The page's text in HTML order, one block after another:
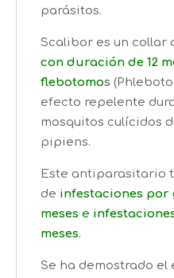
parásitos.
Scalibor es un collar
con duración de 12
flebotomos
efecto repelente
mosquitos culícidos
pipiens.
Este antiparasitario
de infestaciones
meses e
meses.
Se ha demostrado